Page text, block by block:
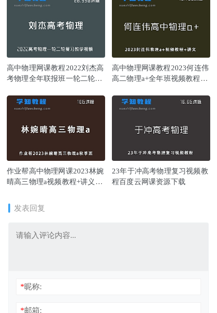
高中物理网课教程2022刘杰高
考物理全年联报班一轮二轮复
高中物理网课教程2023何连伟
高二物理a+全年班视频教程
作业帮高中物理网课2023林婉
晴高三物理a视频教程+讲义秋
23年于冲高考物理复习视频教
程百度云网课资源下载
发表回复
*昵称:
*邮箱: